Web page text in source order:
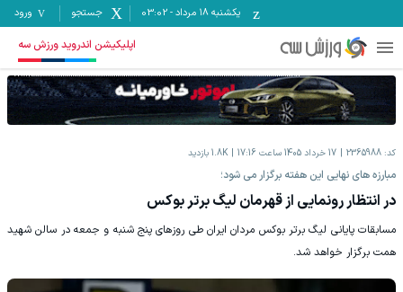
یکشنبه ۱۸ مرداد -
03:02 جستجو ورود
اپلیکیشن اندروید ورزش سه
کد: 2365988 17 خرداد 1405 ساعت 17:16 1.8K بازدید
مبارزه های نهایی این هفته برگزار می شود؛
در انتظار رونمایی از قهرمان لیگ برتر بوکس
مسابقات پایانی لیگ برتر بوکس مردان ایران طی روزهای پنج شنبه و جمعه در سالن شهید
همت برگزار خواهد شد.